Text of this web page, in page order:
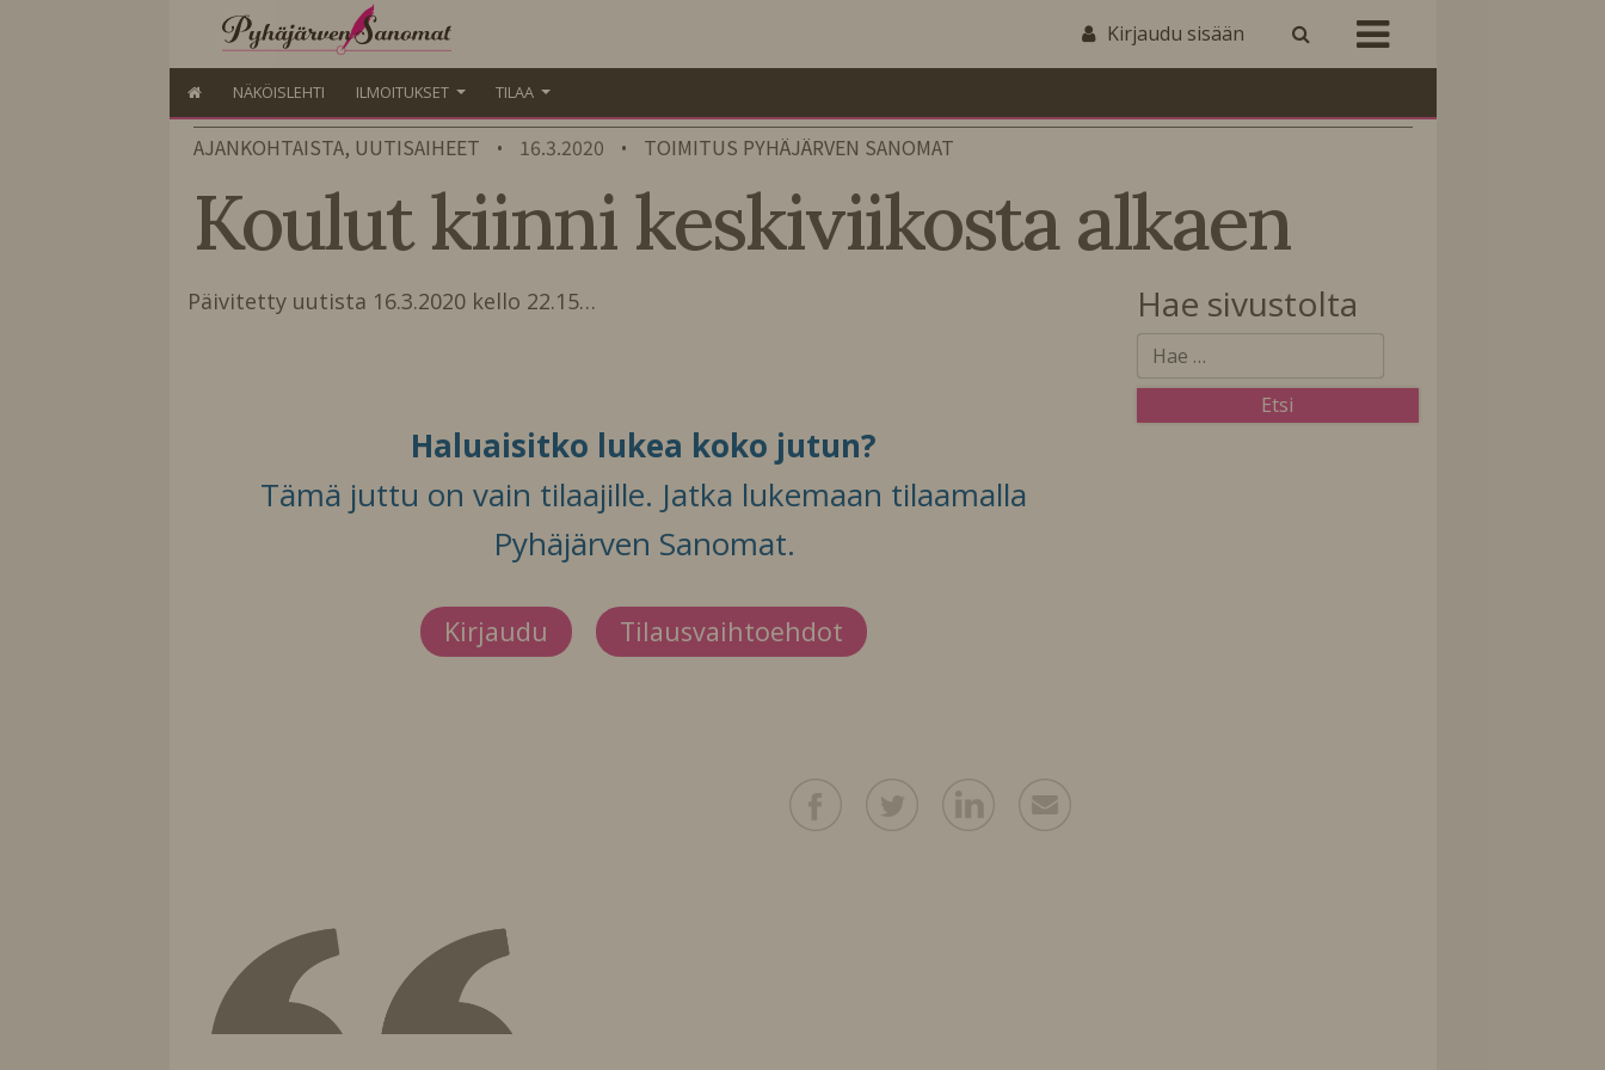
Kirjaudu sisään
NÄKÖISLEHTI ILMOITUKSET TILAA
AJANKOHTAISTA, UUTISAIHEET • 16.3.2020 • TOIMITUS PYHÄJÄRVEN SANOMAT
Koulut kiinni keskiviikosta alkaen
Päivitetty uutista 16.3.2020 kello 22.15…
Haluaisitko lukea koko jutun?
Tämä juttu on vain tilaajille. Jatka lukemaan tilaamalla
Pyhäjärven Sanomat.
Kirjaudu Tilausvaihtoehdot
Hae sivustolta